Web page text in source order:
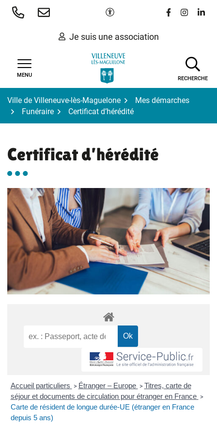
Aller
Paramètres d'accessibilité
Lien vers le
Lien vers
Lien
Je suis une association
MENU
RECHERCHE
Ville de Villeneuve-lès-Maguelone
Mes démarches
Funéraire
Certificat d’hérédité
Certificat d’hérédité
Accueil particuliers > Étranger – Europe > Titres, carte de
séjour et documents de circulation pour étranger en France >
Carte de résident de longue durée-UE (étranger en France
depuis 5 ans)